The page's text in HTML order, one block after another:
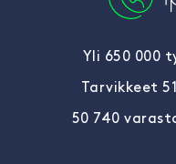
Yli 650 000
Tarvikkeet
50 740